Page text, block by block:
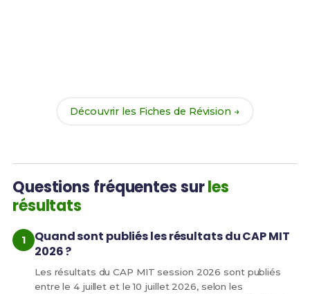
Découvrir les Fiches de Révision →
Questions fréquentes surles
résultats
Quand sont publiés les résultats du CAP MIT
2026 ?
Les résultats du CAP MIT session 2026 sont publiés
entre le 4 juillet et le 10 juillet 2026, selon les